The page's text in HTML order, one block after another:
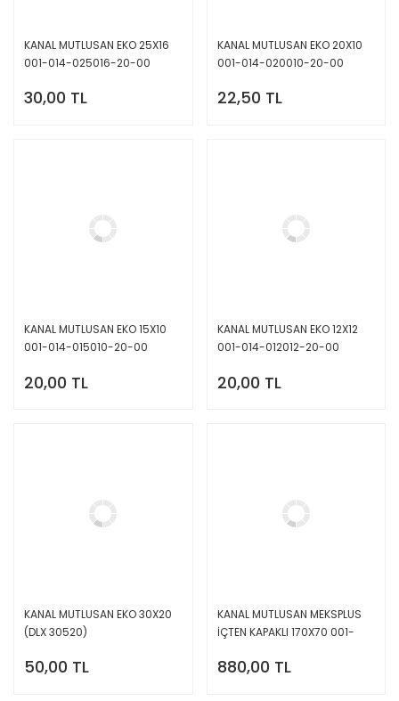
KANAL MUTLUSAN EKO 25X16
001-014-025016-20-00
30,00 TL
KANAL MUTLUSAN EKO 20X10
001-014-020010-20-00
22,50 TL
KANAL MUTLUSAN EKO 15X10
001-014-015010-20-00
20,00 TL
KANAL MUTLUSAN EKO 12X12
001-014-012012-20-00
20,00 TL
KANAL MUTLUSAN EKO 30X20
(DLX 30520)
50,00 TL
KANAL MUTLUSAN MEKSPLUS
İÇTEN KAPAKLI 170X70 001-
880,00 TL